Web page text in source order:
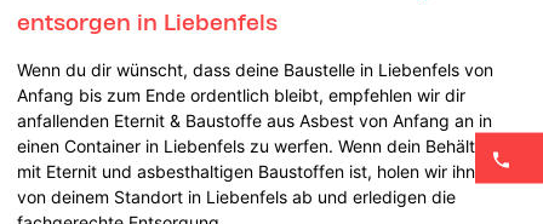
entsorgen in Liebenfels
Wenn du dir wünscht, dass deine Baustelle in Liebenfels von
Anfang bis zum Ende ordentlich bleibt, empfehlen wir dir
anfallenden Eternit & Baustoffe aus Asbest von Anfang an in
einen Container in Liebenfels zu werfen. Wenn dein Behälter voll
mit Eternit und asbesthaltigen Baustoffen ist, holen wir ihn
von deinem Standort in Liebenfels ab und erledigen die